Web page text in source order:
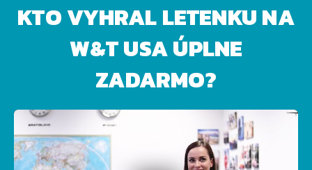
KTO VYHRAL LETENKU NA
W&T USA ÚPLNE
ZADARMO?